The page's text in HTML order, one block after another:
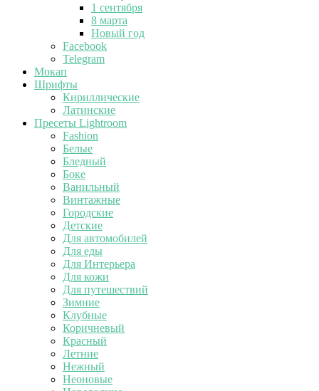
1 сентября
8 марта
Новый год
Facebook
Telegram
Мокап
Шрифты
Кириллические
Латинские
Пресеты Lightroom
Fashion
Белые
Бледный
Боке
Ванильный
Винтажные
Городские
Детские
Для автомобилей
Для еды
Для Интерьера
Для кожи
Для путешествий
Зимние
Клубные
Коричневый
Красный
Летние
Нежный
Неоновые